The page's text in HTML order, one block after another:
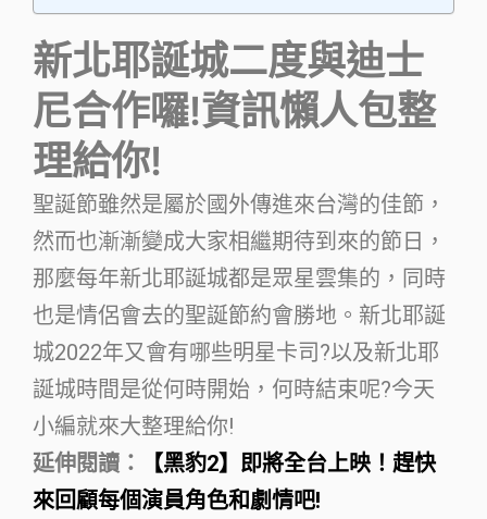
新北耶誕城二度與迪士
尼合作囉!資訊懶人包整
理給你!
聖誕節雖然是屬於國外傳進來台灣的佳節，
然而也漸漸變成大家相繼期待到來的節日，
那麼每年新北耶誕城都是眾星雲集的，同時
也是情侶會去的聖誕節約會勝地。新北耶誕
城2022年又會有哪些明星卡司?以及新北耶
誕城時間是從何時開始，何時結束呢?今天
小編就來大整理給你!
延伸閱讀：
【黑豹2】即將全台上映！趕快
來回顧每個演員角色和劇情吧!